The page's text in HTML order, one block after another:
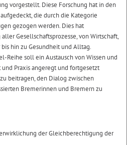
vorgestellt. Diese Forschung hat in den
die durch die Kategorie
gezogen werden. Dies hat
Gesellschaftsprozesse, von Wirtschaft,
hin zu Gesundheit und Alltag.
Reihe soll ein Austausch von Wissen und
Praxis angeregt und fortgesetzt
beitragen, den Dialog zwischen
Bremerinnen und Bremern zu
der Gleichberechtigung der